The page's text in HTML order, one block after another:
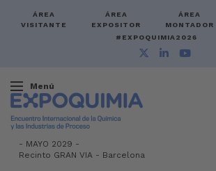
ÁREA
VISITANTE
ÁREA
EXPOSITOR
ÁREA
MONTADOR
#EXPOQUIMIA2026
Menú
- MAYO 2029 -
Recinto GRAN VIA - Barcelona